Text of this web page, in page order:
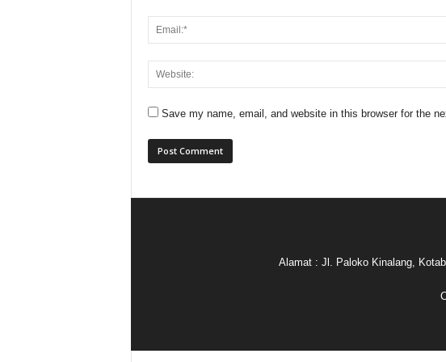
Save my name, email, and website in this browser for the
Alamat : Jl. Paloko Kinalang,